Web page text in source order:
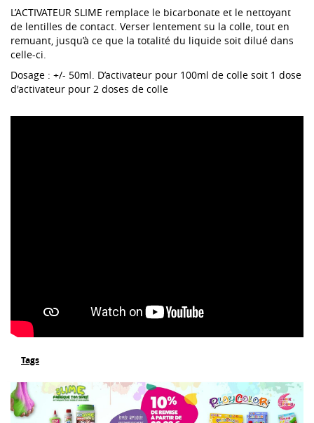
L’ACTIVATEUR SLIME remplace le bicarbonate et le nettoyant
de lentilles de contact. Verser lentement su la colle, tout en
remuant, jusqu’à ce que la totalité du liquide soit dilué dans
celle-ci.
Dosage : +/- 50ml. D’activateur pour 100ml de colle soit 1 dose
d'activateur pour 2 doses de colle
Tags